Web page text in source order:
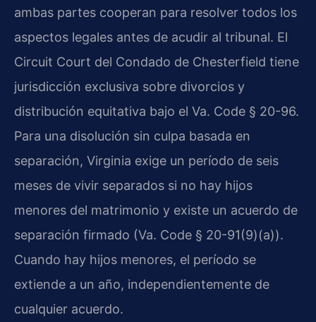
ambas partes cooperan para resolver todos los
aspectos legales antes de acudir al tribunal. El
Circuit Court del Condado de Chesterfield tiene
jurisdicción exclusiva sobre divorcios y
distribución equitativa bajo el Va. Code § 20-96.
Para una disolución sin culpa basada en
separación, Virginia exige un período de seis
meses de vivir separados si no hay hijos
menores del matrimonio y existe un acuerdo de
separación firmado (Va. Code § 20-91(9)(a)).
Cuando hay hijos menores, el período se
extiende a un año, independientemente de
cualquier acuerdo.